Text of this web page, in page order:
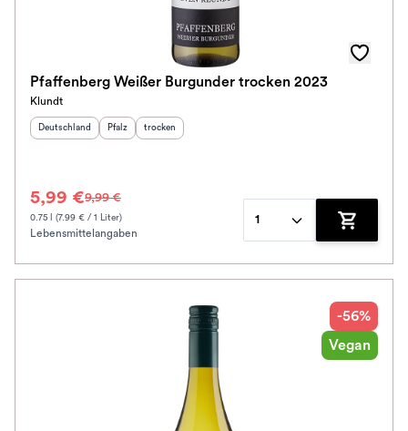
Schmeckt nach
Pfaffenberg Weißer Burgunder trocken 2023
Klundt
Herkunftsland
Deutschland Herkunftsregion
Pfalz Geschmack
trocken
5,99 €9,99 €
0.75 l (7.99 € / 1 Liter)
Lebensmittelangaben
1
Zum
-56%
Vegan